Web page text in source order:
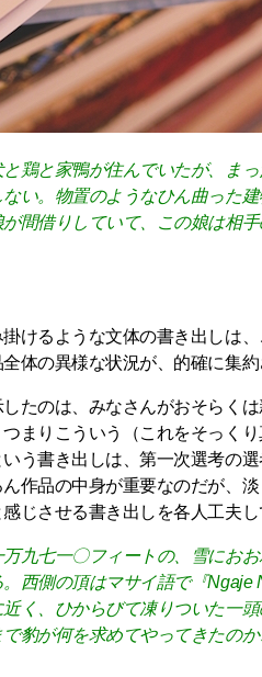
鶏と家鴨が住んでいたが、ま
い。物置のようなひん曲った
間借りしていて、この娘は相
けるような文体の書き出しは
体の異様な状況が、的確に集
たのは、みなさんがおそらく
まりこういう（これをそっく
う書き出しは、第一次選考の
作品の中身が重要なのだが、
じさせる書き出しを各人工夫し
九七一〇フィートの、雪にお
西側の頂はマサイ語で『Ngaje
く、ひからびて凍りついた一
豹が何を求めてやってきたの